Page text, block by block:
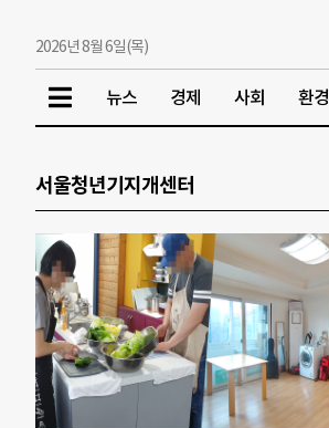
2026년 8월 6일(목)
뉴스 경제 사회 환경
서울청년기지개센터